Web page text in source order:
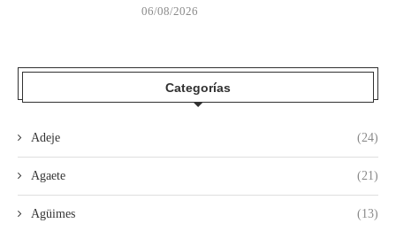
06/08/2026
Categorías
Adeje (24)
Agaete (21)
Agüimes (13)